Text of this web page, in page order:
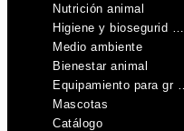
Nutrición animal
Higiene y biosegurid …
Medio ambiente
Bienestar animal
Equipamiento para gr …
Mascotas
Catálogo